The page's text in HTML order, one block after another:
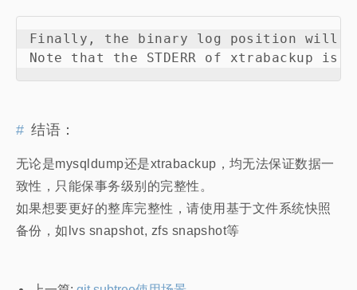
Finally, the binary log position will
结语：
无论是mysqldump还是xtrabackup，均无法保证数据一
致性，只能保事务级别的完整性。
如果想要更好的整库完整性，请使用基于文件系统快照
备份，如lvs snapshot, zfs snapshot等